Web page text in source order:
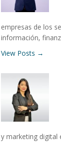
empresas de los
información,
View Posts →
y marketing digital